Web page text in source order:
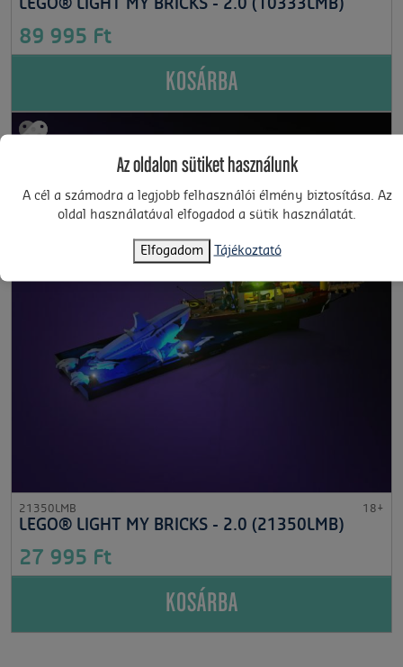
LEGO® LIGHT MY BRICKS - 2.0 (10333LMB)
89 995 Ft
KOSÁRBA
21350LMB 18+
LEGO® LIGHT MY BRICKS - 2.0 (21350LMB)
27 995 Ft
KOSÁRBA
Az oldalon sütiket használunk
A cél a számodra a legjobb felhasználói élmény biztosítása. Az
oldal használatával elfogadod a sütik használatát.
Elfogadom Tájékoztató